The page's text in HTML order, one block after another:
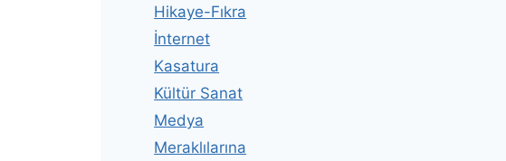
Hikaye-Fıkra
İnternet
Kasatura
Kültür Sanat
Medya
Meraklılarına